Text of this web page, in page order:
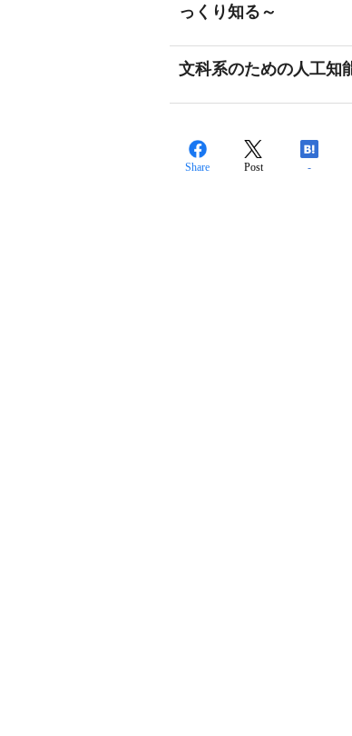
っくり知る～
文科系のための人工知
Share Post -